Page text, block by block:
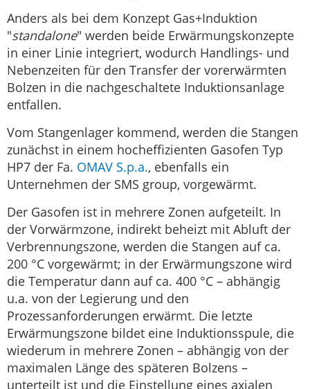
Anders als bei dem Konzept Gas+Induktion
"standalone" werden beide Erwärmungskonzepte
in einer Linie integriert, wodurch Handlings- und
Nebenzeiten für den Transfer der vorerwärmten
Bolzen in die nachgeschaltete Induktionsanlage
entfallen.
Vom Stangenlager kommend, werden die Stangen
zunächst in einem hocheffizienten Gasofen Typ
HP7 der Fa. OMAV S.p.a., ebenfalls ein
Unternehmen der SMS group, vorgewärmt.
Der Gasofen ist in mehrere Zonen aufgeteilt. In
der Vorwärmzone, indirekt beheizt mit Abluft der
Verbrennungszone, werden die Stangen auf ca.
200 °C vorgewärmt; in der Erwärmungszone wird
die Temperatur dann auf ca. 400 °C – abhängig
u.a. von der Legierung und den
Prozessanforderungen erwärmt. Die letzte
Erwärmungszone bildet eine Induktionsspule, die
wiederum in mehrere Zonen – abhängig von der
maximalen Länge des späteren Bolzens –
unterteilt ist und die Einstellung eines axialen